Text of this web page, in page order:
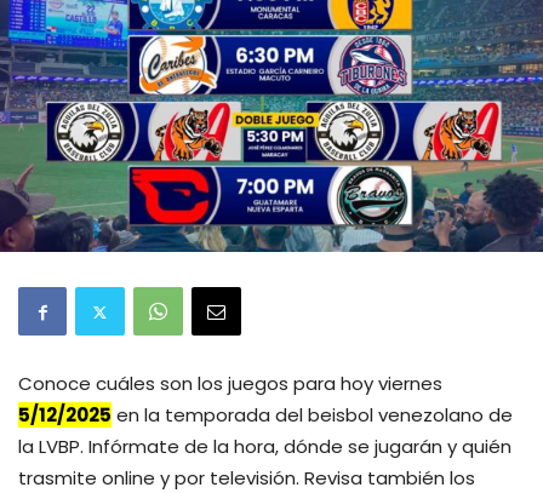
Conoce cuáles son los juegos para hoy viernes
5/12/2025 en la temporada del beisbol venezolano de
la LVBP. Infórmate de la hora, dónde se jugarán y quién
trasmite online y por televisión. Revisa también los